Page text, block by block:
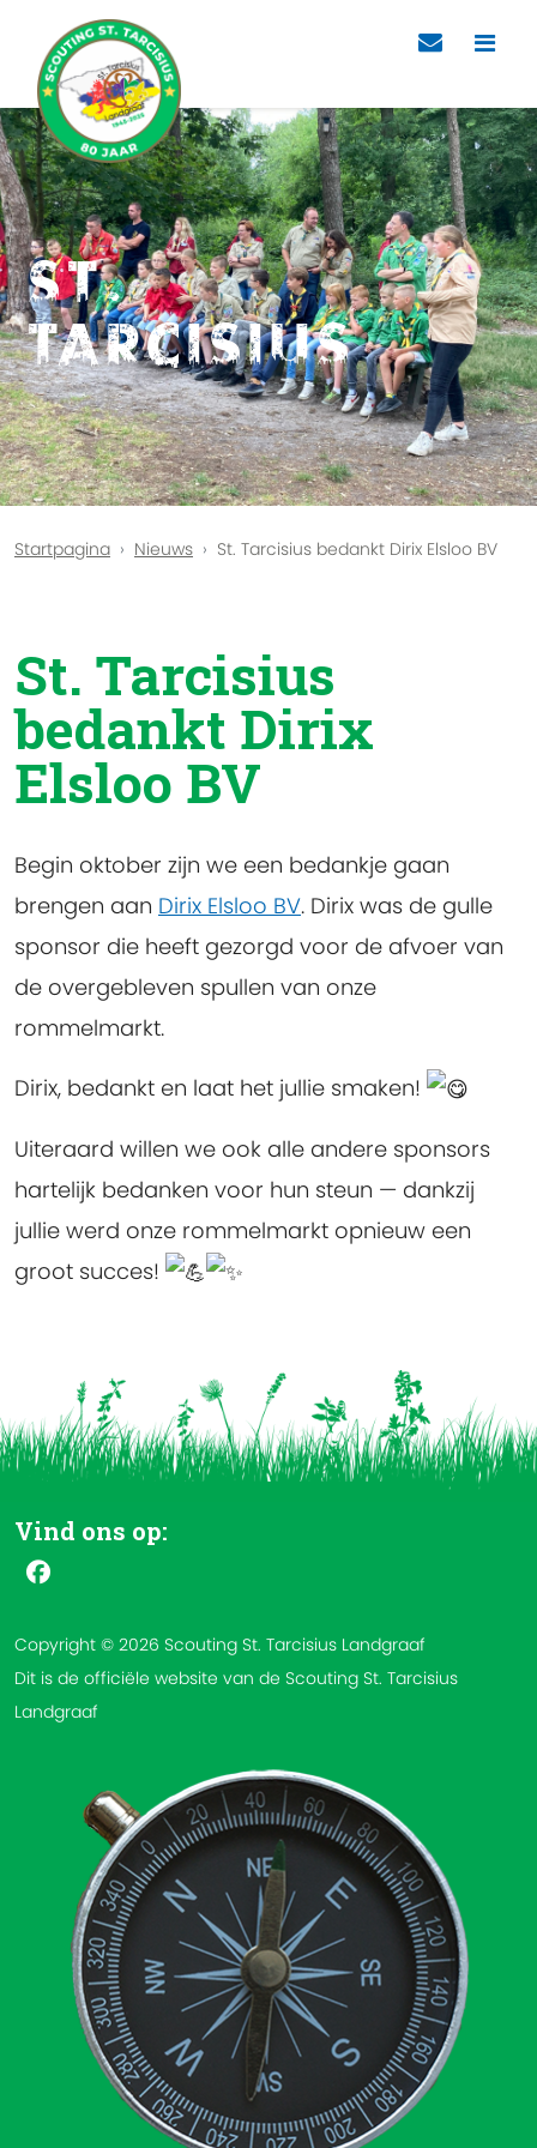
St.
Tarcisius
Startpagina Nieuws St. Tarcisius bedankt Dirix Elsloo BV
St. Tarcisius
bedankt Dirix
Elsloo BV
Begin oktober zijn we een bedankje gaan
brengen aan Dirix Elsloo BV. Dirix was de gulle
sponsor die heeft gezorgd voor de afvoer van
de overgebleven spullen van onze
rommelmarkt.
Dirix, bedankt en laat het jullie smaken!
Uiteraard willen we ook alle andere sponsors
hartelijk bedanken voor hun steun — dankzij
jullie werd onze rommelmarkt opnieuw een
groot succes!
Vind ons op:
Copyright © 2026 Scouting St. Tarcisius Landgraaf
Dit is de officiële website van de Scouting St. Tarcisius
Landgraaf